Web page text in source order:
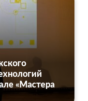
«Мастера